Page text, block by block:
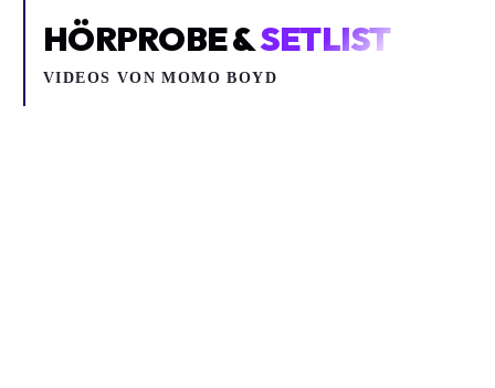
HÖRPROBE &SETLIST
VIDEOS VONMOMO BOYD